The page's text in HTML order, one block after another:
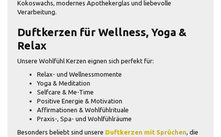
Kokoswachs, modernes Apothekerglas und liebevolle
Verarbeitung.
Duftkerzen für Wellness, Yoga &
Relax
Unsere Wohlfühl Kerzen eignen sich perfekt für:
Relax- und Wellnessmomente
Yoga & Meditation
Selfcare & Me-Time
Positive Energie & Motivation
Affirmationen & Wohlfühlrituale
Praxis-, Spa- und Wohlfühlräume
Besonders beliebt sind unsere Duftkerzen mit Sprüchen, die